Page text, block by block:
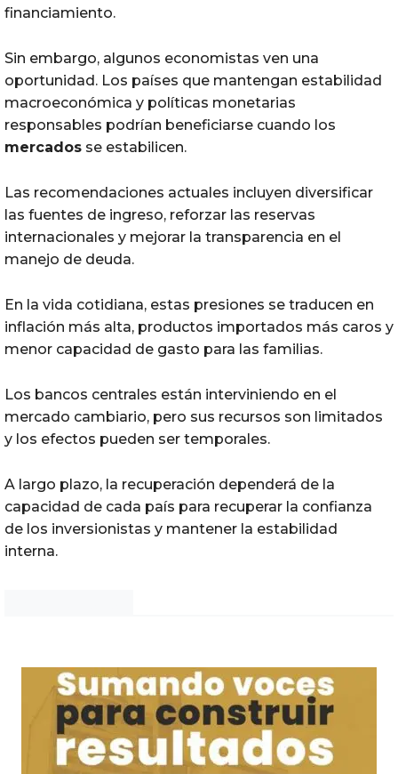
financiamiento.
Sin embargo, algunos economistas ven una
oportunidad. Los países que mantengan estabilidad
macroeconómica y políticas monetarias
responsables podrían beneficiarse cuando los
mercados se estabilicen.
Las recomendaciones actuales incluyen diversificar
las fuentes de ingreso, reforzar las reservas
internacionales y mejorar la transparencia en el
manejo de deuda.
En la vida cotidiana, estas presiones se traducen en
inflación más alta, productos importados más caros y
menor capacidad de gasto para las familias.
Los bancos centrales están interviniendo en el
mercado cambiario, pero sus recursos son limitados
y los efectos pueden ser temporales.
A largo plazo, la recuperación dependerá de la
capacidad de cada país para recuperar la confianza
de los inversionistas y mantener la estabilidad
interna.